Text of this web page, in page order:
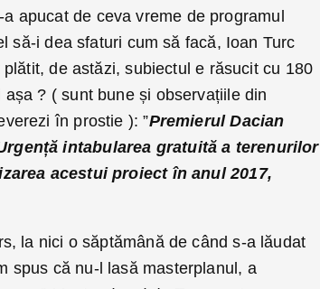
apucat de ceva vreme de programul
să-i dea sfaturi cum să facă, Ioan Turc
de astăzi, subiectul e răsucit cu 180
? ( sunt bune și observațiile din
în prostie ): ”Premierul Dacian
intabularea gratuită a terenurilor
acestui proiect în anul 2017,
la nici o săptămână de când s-a lăudat
spus că nu-l lasă masterplanul, a